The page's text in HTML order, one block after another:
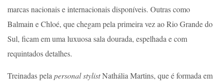
marcas nacionais e internacionais disponíveis. Outras como
Balmain e Chloé, que chegam pela primeira vez ao Rio Grande do
Sul, ficam em uma luxuosa sala dourada, espelhada e com
requintados detalhes.
Treinadas pela personal stylistNathália Martins, que é formada em